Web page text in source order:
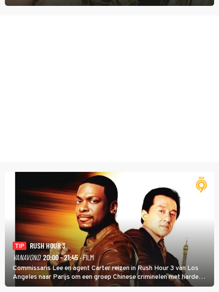
tijdens de Vietnamoorlog. Hij besluit uit de school te klappen.
TIP
RUSH HOUR 3
VANAVOND 20:00 - 21:45· FILM
Commissaris Lee en agent Carter reizen in Rush Hour 3 van Los
Angeles naar Parijs om een groep Chinese criminelen met harde
hand aan te pakken.